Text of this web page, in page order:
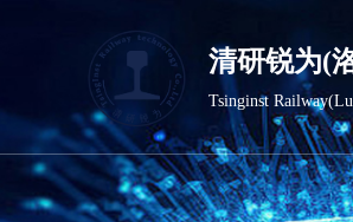
清研锐为(
Tsinginst